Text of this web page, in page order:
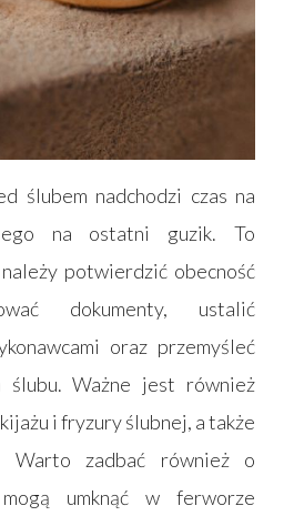
ślubem nadchodzi czas na
na ostatni guzik. To
potwierdzić obecność
dokumenty, ustalić
oraz przemyśleć
ślubu. Ważne jest również
i fryzury ślubnej, a także
Warto zadbać również o
umknąć w ferworze